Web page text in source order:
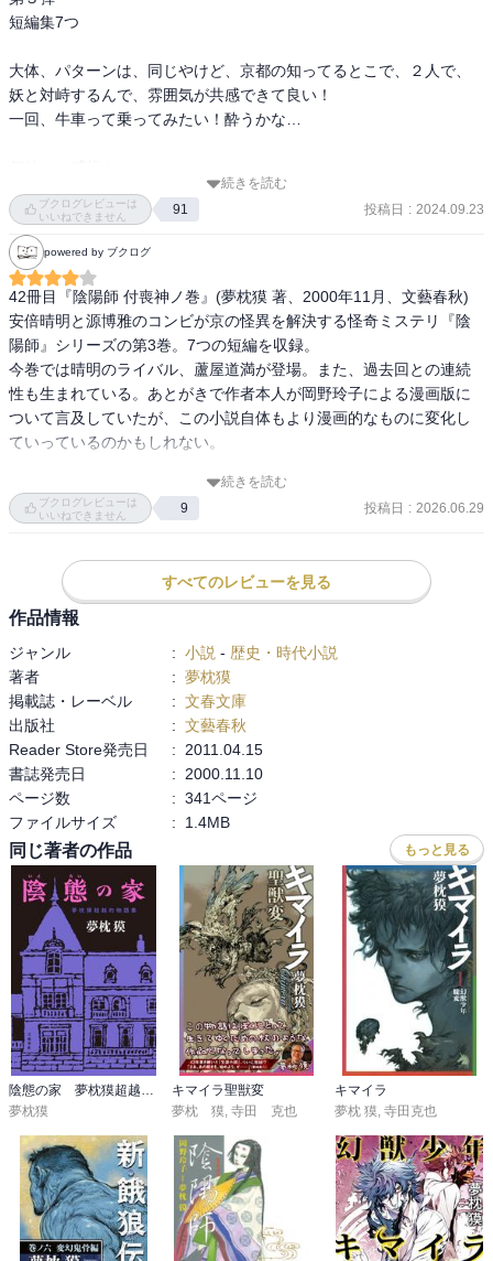
短編集7つ
大体、パターンは、同じやけど、京都の知ってるとこで、２人で、
妖と対峙するんで、雰囲気が共感できて良い！
一回、牛車って乗ってみたい！酔うかな…
「瓜仙人」
全く関係ないけど、管狐出てきた〜！
こっちの方が、かわいい気もする！
夷さん、すみません〜！w
「鉄輪」
貴船神社の「丑の刻参り」か…藁人形のやつ。ここが、ゆかりの地
らしいけど、こんなんのゆかりの地って、嬉しないんとちゃうか
な？
「人を呪わば穴二つ」っていうけど、できれば呪わずおれれば良い
「迷神」
イザナキとイザナミやないけど、やはり、世界が違う。
道満！許すまじ！
「ものや思ふと…」
この時代の歌合って、一大イベントなんやろうな。
紅白歌合戦とかレコード大賞みたいな。かなり前のになるけど。
これに勝負をして…(T . T)
道満と白比丘尼が、準レギュラーみたいな感じ。2人とも不死身っぽ
いし。
「血吸い女房」
こんなのに取り憑かれるの嫌や〜！
「あとがき」
「陰陽師」を描いてる漫画家 岡野玲子さん、べた褒め！
原作ありきの考え方やなく、そこから、どれだけ飛べるかが面白さ
の秘訣みたいに思ってるとこが。
漫画は、小説とは、別作品みたいに考えてるとこ。
やっぱり、あとがきある方が良いわ！
続きを読む
ブクログレビューは
いいねできません
91 投稿日 : 2024.09.23
powered by ブクログ
42冊目『陰陽師 付喪神ノ巻』(夢枕獏 著、2000年11月、文藝春秋)
安倍晴明と源博雅のコンビが京の怪異を解決する怪奇ミステリ『陰
陽師』シリーズの第3巻。7つの短編を収録。
今巻では晴明のライバル、蘆屋道満が登場。また、過去回との連続
性も生まれている。あとがきで作者本人が岡野玲子による漫画版に
ついて言及していたが、この小説自体もより漫画的なものに変化し
ていっているのかもしれない。
〈憎しみや哀しみを癒すどのような法も、この世にはない時、もは
や、人は鬼になるしか術がないのでございます〉
続きを読む
ブクログレビューは
いいねできません
9 投稿日 : 2026.06.29
すべてのレビューを見る
作品情報
ジャンル : 小説 - 歴史・時代小説
著者
: 夢枕獏
掲載誌・レーベル
: 文春文庫
出版社
: 文藝春秋
Reader Store発売日
:
2011.04.15
書誌発売日
:
2000.11.10
ページ数
: 341ページ
ファイルサイズ
: 1.4MB
同じ著者の作品 もっと見る
夢枕獏
キマイラ聖獣変
夢枕 獏 寺田 克也
キマイラ
夢枕 獏 寺田克也